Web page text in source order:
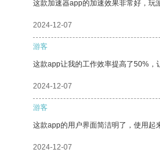
这款加速器app的加速效果非常好，玩
2024-12-07
游客
这款app让我的工作效率提高了50%，
2024-12-07
游客
这款app的用户界面简洁明了，使用起
2024-12-07